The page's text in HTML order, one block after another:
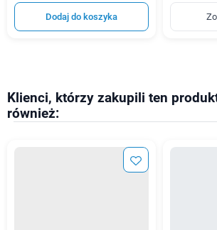
Dodaj do koszyka
Klienci, którzy zakupili ten
również: